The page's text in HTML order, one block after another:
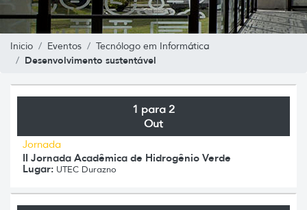
Inicio Eventos Tecnólogo em Informática
Desenvolvimento sustentável
1 para 2
Out
Jornada
II Jornada Acadêmica de Hidrogênio Verde
Lugar: UTEC Durazno